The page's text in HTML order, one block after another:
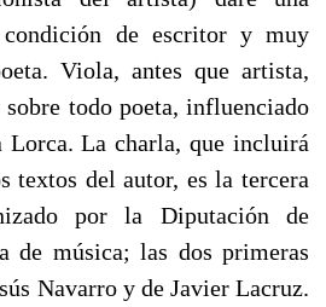
condición de escritor y muy
Viola, antes que artista,
todo poeta, influenciado
Lorca. La charla, que incluirá
textos del autor, es la tercera
por la Diputación de
de música; las dos primeras
Navarro y de Javier Lacruz.